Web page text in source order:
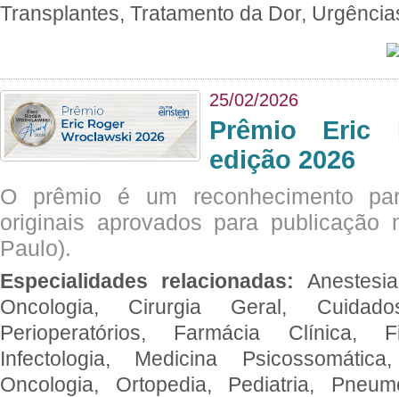
Transplantes, Tratamento da Dor,
25/02/2026
Prêmio Eric
edição 2026
O prêmio é um reconhecimento
originais aprovados para publicação
Paulo).
Especialidades relacionadas:
Oncologia, Cirurgia Geral,
Perioperatórios, Farmácia Clínica,
Infectologia, Medicina
Oncologia, Ortopedia, Pediatria,